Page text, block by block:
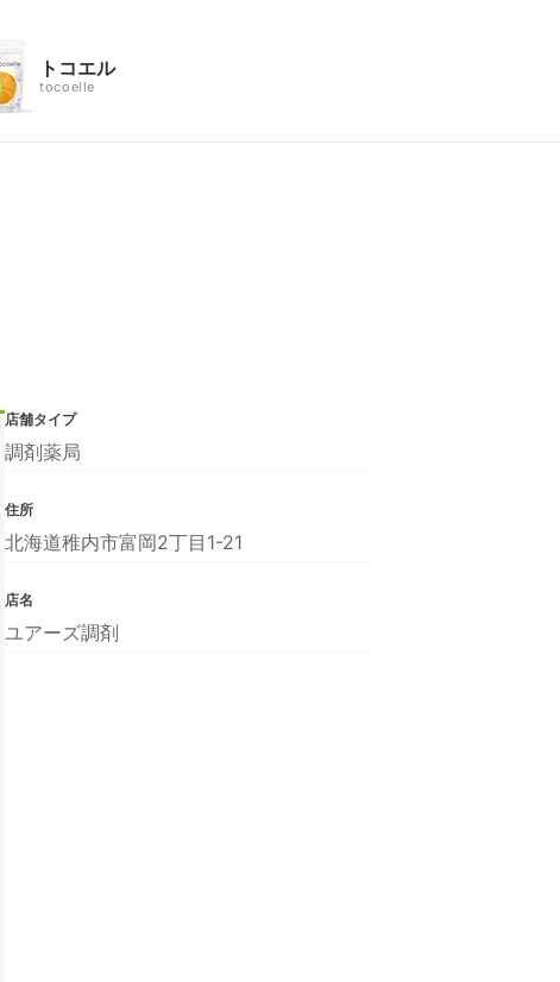
トコエル
tocoelle
店舗タイプ
調剤薬局
住所
北海道稚内市富岡2丁目1-21
店名
ユアーズ調剤